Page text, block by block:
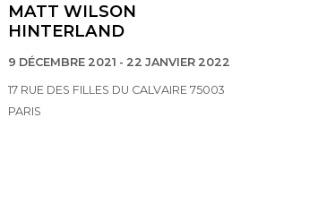
MATT WILSON
HINTERLAND
9 DÉCEMBRE 2021 - 22 JANVIER 2022
17 RUE DES FILLES DU CALVAIRE 75003
PARIS